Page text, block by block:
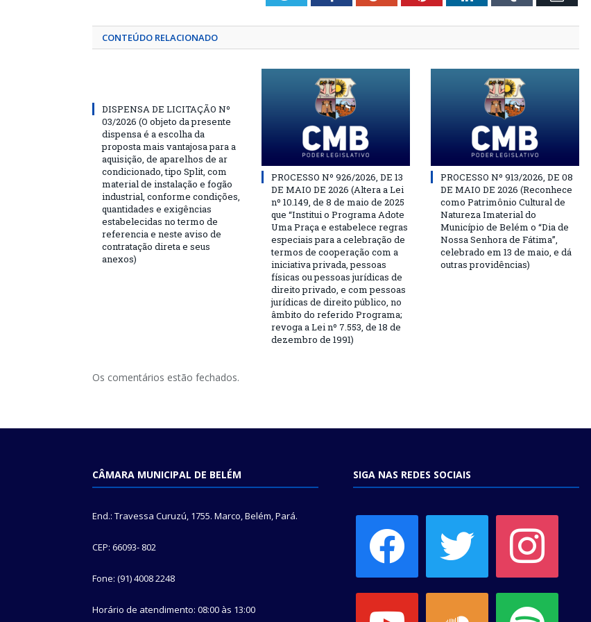
CONTEÚDO RELACIONADO
DISPENSA DE LICITAÇÃO Nº
03/2026 (O objeto da presente
dispensa é a escolha da
proposta mais vantajosa para a
aquisição, de aparelhos de ar
condicionado, tipo Split, com
material de instalação e fogão
industrial, conforme condições,
quantidades e exigências
estabelecidas no termo de
referencia e neste aviso de
contratação direta e seus
anexos)
PROCESSO Nº 926/2026, DE 13
DE MAIO DE 2026 (Altera a Lei
nº 10.149, de 8 de maio de 2025
que “Institui o Programa Adote
Uma Praça e estabelece regras
especiais para a celebração de
termos de cooperação com a
iniciativa privada, pessoas
físicas ou pessoas jurídicas de
direito privado, e com pessoas
jurídicas de direito público, no
âmbito do referido Programa;
revoga a Lei nº 7.553, de 18 de
dezembro de 1991)
PROCESSO Nº 913/2026, DE 08
DE MAIO DE 2026 (Reconhece
como Patrimônio Cultural de
Natureza Imaterial do
Município de Belém o “Dia de
Nossa Senhora de Fátima”,
celebrado em 13 de maio, e dá
outras providências)
Os comentários estão fechados.
CÂMARA MUNICIPAL DE BELÉM
End.: Travessa Curuzú, 1755. Marco, Belém, Pará.
CEP: 66093- 802
Fone: (91) 4008 2248
Horário de atendimento: 08:00 às 13:00
SIGA NAS REDES SOCIAIS